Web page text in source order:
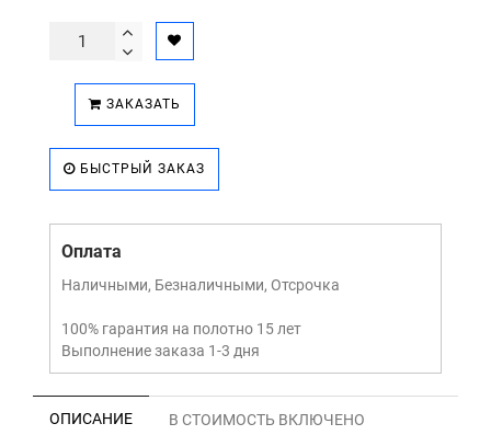
ЗАКАЗАТЬ
БЫСТРЫЙ ЗАКАЗ
Оплата
Наличными, Безналичными, Отсрочка
100% гарантия на полотно 15 лет
Выполнение заказа 1-3 дня
ОПИСАНИЕ В СТОИМОСТЬ ВКЛЮЧЕНО